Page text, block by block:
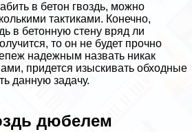
в бетон гвоздь, можно
тактиками. Конечно,
в бетонную стену вряд ли
то он не будет прочно
надежным назвать никак
придется изыскивать обходные
данную задачу.
дюбелем